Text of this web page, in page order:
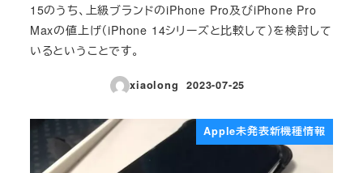
15のうち、上級ブランドのiPhone Pro及びiPhone Pro
Maxの値上げ（iPhone 14シリーズと比較して）を検討して
いるということです。
xiaolong
投稿日
2023-07-25
Apple未発表新機種情報